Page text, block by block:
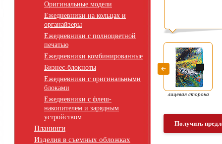
Оригинальные модели
Ежедневники на кольцах и
органайзеры
Ежедневники с полноцветной
печатью
Ежедневники комбинированные
Бизнес-блокноты
Ежедневники с оригинальными
блоками
Ежедневники с флеш-
накопителем и зарядным
устройством
Планинги
Изделия в съемных обложках
лицевая сторона
Получить